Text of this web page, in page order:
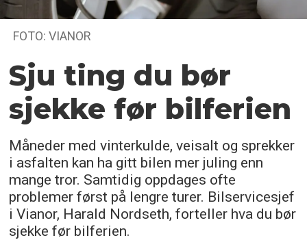
FOTO: VIANOR
Sju ting du bør
sjekke før bilferien
Måneder med vinterkulde, veisalt og sprekker
i asfalten kan ha gitt bilen mer juling enn
mange tror. Samtidig oppdages ofte
problemer først på lengre turer. Bilservicesjef
i Vianor, Harald Nordseth, forteller hva du bør
sjekke før bilferien.